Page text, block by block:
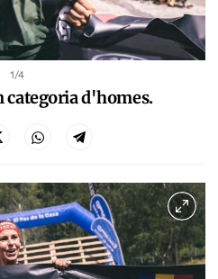
1/4
categoria d'homes.